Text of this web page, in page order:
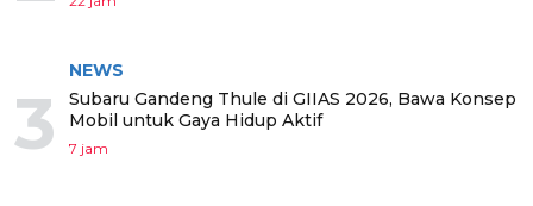
3
NEWS
Subaru Gandeng Thule di GIIAS 2026, Bawa Konsep
Mobil untuk Gaya Hidup Aktif
7 jam